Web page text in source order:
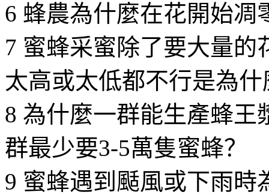
6 蜂農為什麼在花開始凋
7 蜜蜂采蜜除了要大量
太高或太低都不行是為什
8 為什麼一群能生產蜂
群最少要3-5萬隻蜜蜂？
9 蜜蜂遇到颳風或下雨時